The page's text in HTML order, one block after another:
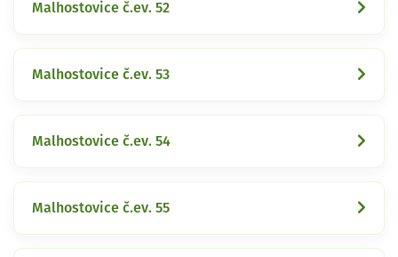
Malhostovice č.ev. 52
Malhostovice č.ev. 53
Malhostovice č.ev. 54
Malhostovice č.ev. 55